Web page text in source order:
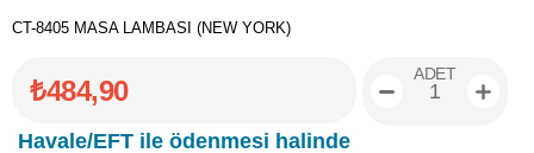
CT-8405 MASA LAMBASI (NEW YORK)
₺484,90
Havale/EFT ile ödenmesi halinde
ADET